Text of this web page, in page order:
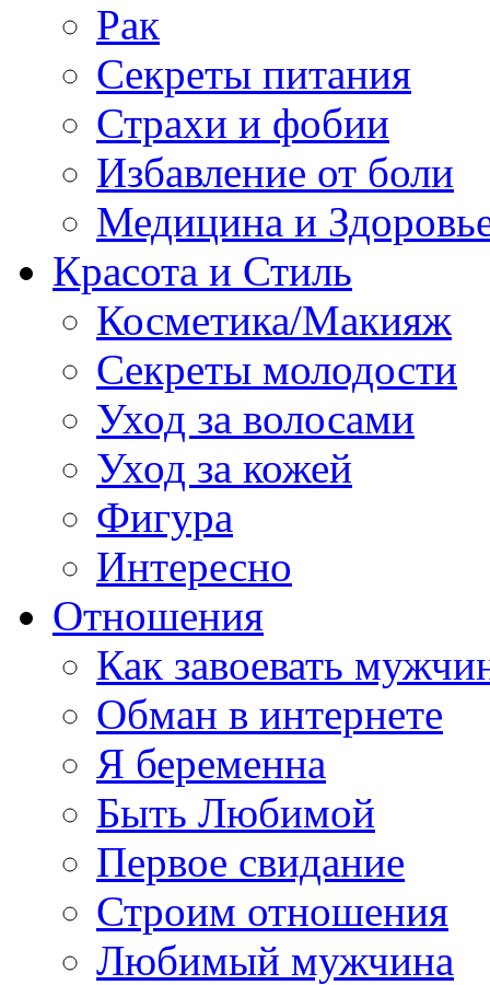
Рак
Секреты питания
Страхи и фобии
Избавление от боли
Медицина и
Красота и Стиль
Косметика/Макияж
Секреты молодости
Уход за волосами
Уход за кожей
Фигура
Интересно
Отношения
Как завоевать
Обман в интернете
Я беременна
Быть Любимой
Первое свидание
Строим отношения
Любимый мужчина